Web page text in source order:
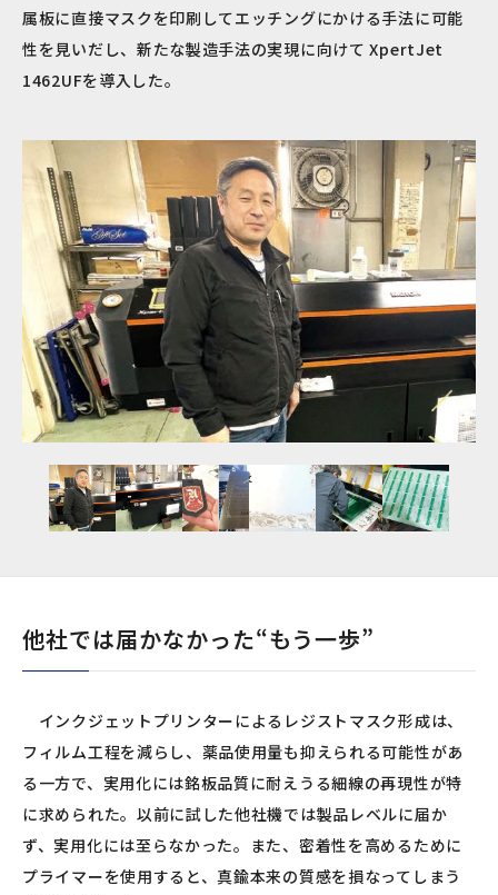
属板に直接マスクを印刷してエッチングにかける手法に可能
性を見いだし、新たな製造手法の実現に向けて XpertJet
1462UFを導入した。
他社では届かなかった“もう一歩”
インクジェットプリンターによるレジストマスク形成は、
フィルム工程を減らし、薬品使用量も抑えられる可能性があ
る一方で、実用化には銘板品質に耐えうる細線の再現性が特
に求められた。以前に試した他社機では製品レベルに届か
ず、実用化には至らなかった。また、密着性を高めるために
プライマーを使用すると、真鍮本来の質感を損なってしまう